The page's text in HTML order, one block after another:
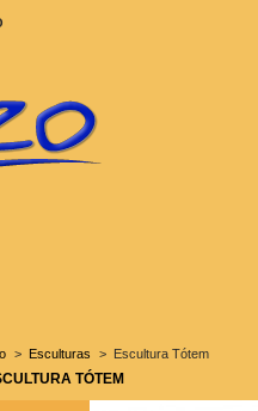
> Esculturas > Escultura Tótem
TÓTEM